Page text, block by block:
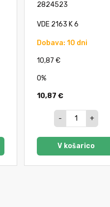
2824523
VDE 2163 K 6
Dobava: 10 dni
10,87 €
0%
10,87 €
- +
V košarico